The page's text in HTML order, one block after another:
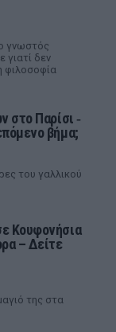
γνωστός
γιατί δεν
φιλοσοφία
στο Παρίσι ‑
βήμα;
του γαλλικού
Κουφονήσια
– Δείτε
της στα